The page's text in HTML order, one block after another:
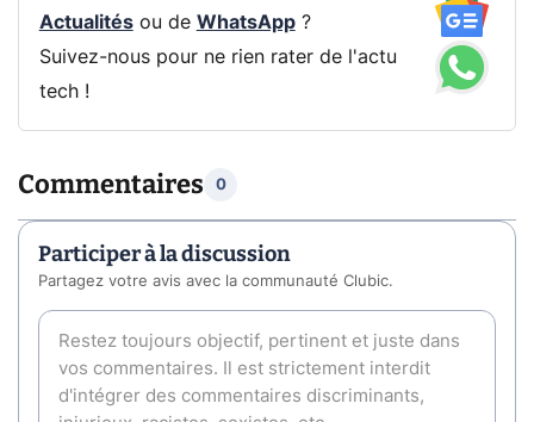
Actualitésou de WhatsApp?
Suivez-nous pour ne rien rater de l'actu
tech !
Commentaires 0
Participer à la discussion
Partagez votre avis avec la communauté Clubic.